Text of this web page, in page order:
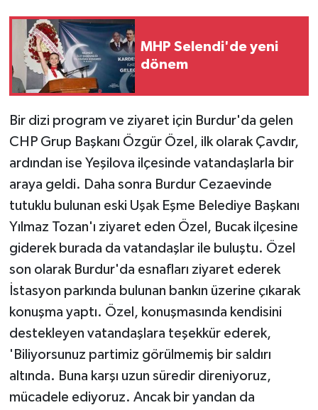
MHP Selendi'de yeni
dönem
Bir dizi program ve ziyaret için Burdur'da gelen
CHP Grup Başkanı Özgür Özel, ilk olarak Çavdır,
ardından ise Yeşilova ilçesinde vatandaşlarla bir
araya geldi. Daha sonra Burdur Cezaevinde
tutuklu bulunan eski Uşak Eşme Belediye Başkanı
Yılmaz Tozan'ı ziyaret eden Özel, Bucak ilçesine
giderek burada da vatandaşlar ile buluştu. Özel
son olarak Burdur'da esnafları ziyaret ederek
İstasyon parkında bulunan bankın üzerine çıkarak
konuşma yaptı. Özel, konuşmasında kendisini
destekleyen vatandaşlara teşekkür ederek,
'Biliyorsunuz partimiz görülmemiş bir saldırı
altında. Buna karşı uzun süredir direniyoruz,
mücadele ediyoruz. Ancak bir yandan da